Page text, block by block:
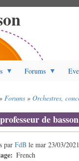
Forums
Forums Orchestres,
de
parFdB lemar 23/03/
French